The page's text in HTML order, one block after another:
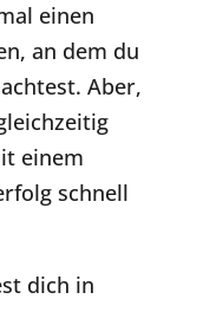
einen
an dem du
Aber,
einem
schnell
dich in